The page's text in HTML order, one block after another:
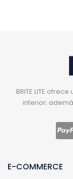
BRITE LITE
interior;
E-COMMERCE